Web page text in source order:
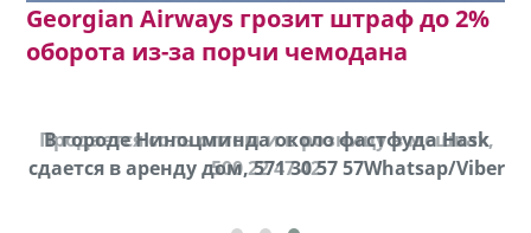
Georgian Airways грозит штраф до 2%
оборота из-за порчи чемодана
Продается соль оптом и в розницу в мешках,
500 22 47 42
В городе Ниноцминда около фастфуда Hask
cдается в аренду дом, 571 30 57 57Whatsap/Viber